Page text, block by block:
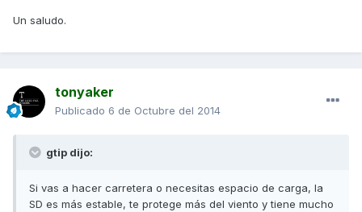
Un saludo.
tonyaker
Publicado 6 de Octubre del 2014
gtip dijo:
Si vas a hacer carretera o necesitas espacio de carga, la
SD es más estable, te protege más del viento y tiene mucho